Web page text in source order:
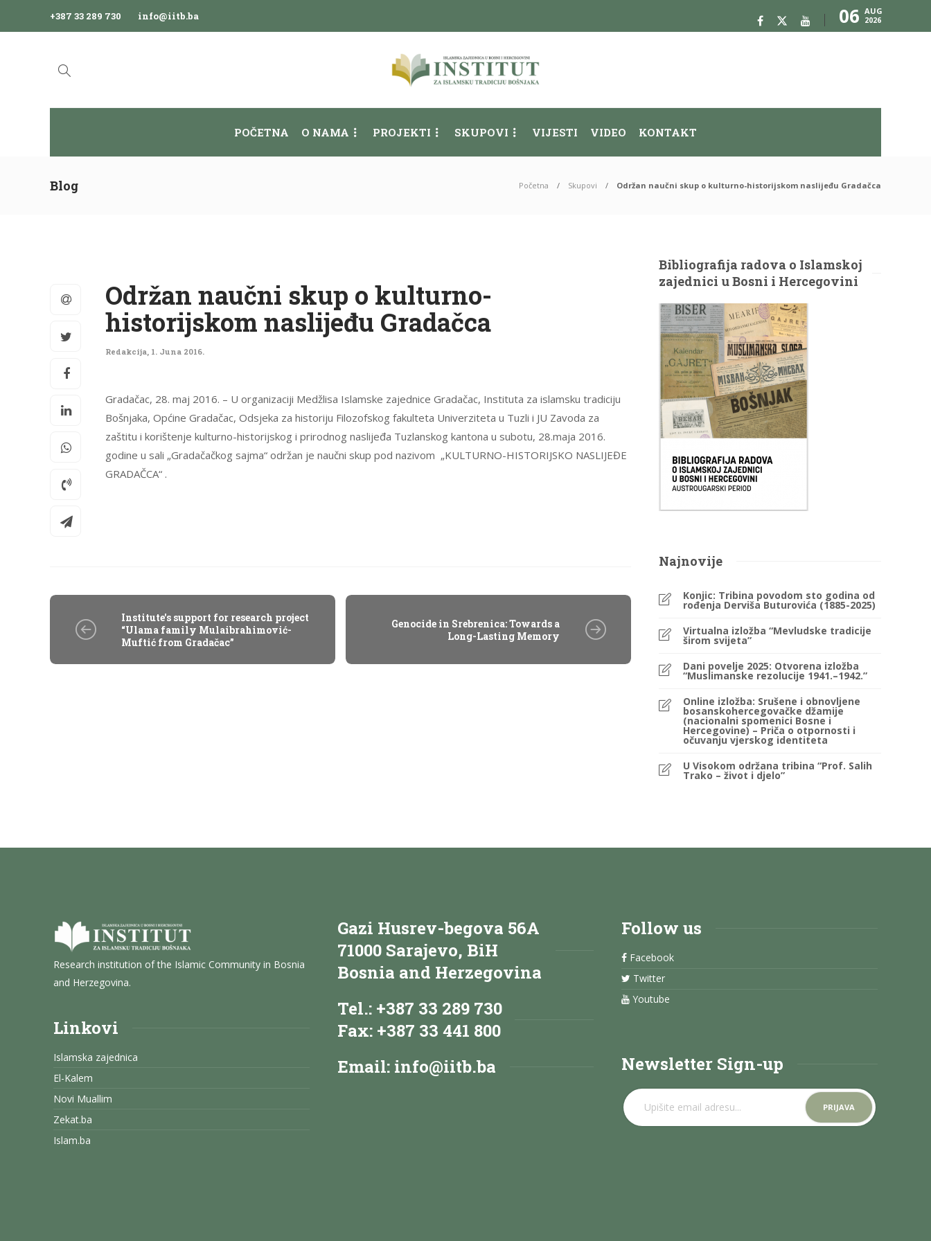
+387 33 289 730 info@iitb.ba 06 AUG
2026
POČETNA O NAMA PROJEKTI SKUPOVI VIJESTI VIDEO KONTAKT
Blog Početna Skupovi Održan naučni skup o kulturno-historijskom naslijeđu Gradačca
Održan naučni skup o kulturno-
historijskom naslijeđu Gradačca
Redakcija, 1. Juna 2016.
Gradačac, 28. maj 2016. – U organizaciji Medžlisa Islamske zajednice Gradačac, Instituta za islamsku tradiciju
Bošnjaka, Općine Gradačac, Odsjeka za historiju Filozofskog fakulteta Univerziteta u Tuzli i JU Zavoda za
zaštitu i korištenje kulturno-historijskog i prirodnog naslijeđa Tuzlanskog kantona u subotu, 28.maja 2016.
godine u sali „Gradačačkog sajma“ održan je naučni skup pod nazivom „KULTURNO-HISTORIJSKO NASLIJEĐE
GRADAČCA“ .
Institute's support for research project
“Ulama family Mulaibrahimović-
Muftić from Gradačac”
Genocide in Srebrenica: Towards a
Long-Lasting Memory
Bibliografija radova o Islamskoj
zajednici u Bosni i Hercegovini
Najnovije
Konjic: Tribina povodom sto godina od
rođenja Derviša Buturovića (1885-2025)
Virtualna izložba “Mevludske tradicije
širom svijeta”
Dani povelje 2025: Otvorena izložba
“Muslimanske rezolucije 1941.–1942.”
Online izložba: Srušene i obnovljene
bosanskohercegovačke džamije
(nacionalni spomenici Bosne i
Hercegovine) – Priča o otpornosti i
očuvanju vjerskog identiteta
U Visokom održana tribina “Prof. Salih
Trako – život i djelo”
Research institution of the Islamic Community in Bosnia
and Herzegovina.
Linkovi
Islamska zajednica
El-Kalem
Novi Muallim
Zekat.ba
Islam.ba
Gazi Husrev-begova 56A
71000 Sarajevo, BiH
Bosnia and Herzegovina
Tel.: +387 33 289 730
Fax: +387 33 441 800
Email: info@iitb.ba
Follow us
Facebook
Twitter
Youtube
Newsletter Sign-up